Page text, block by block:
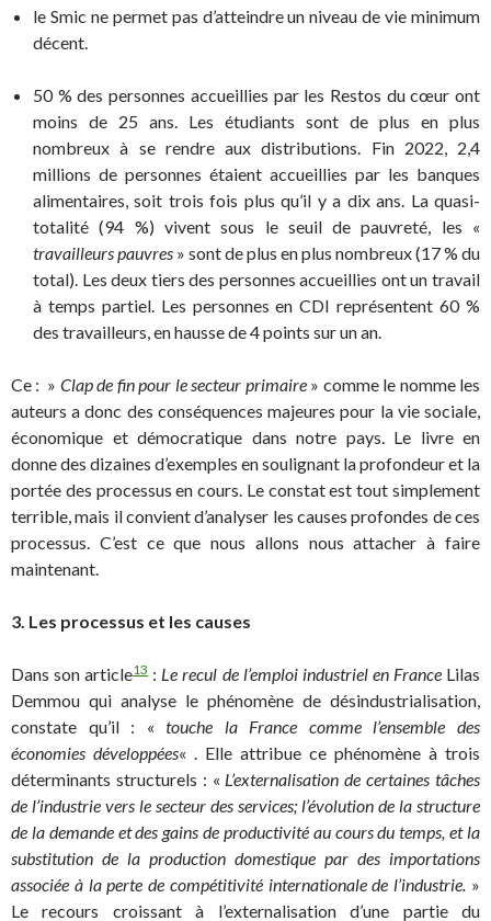
le Smic ne permet pas d’atteindre un niveau de vie minimum
décent.
50 % des personnes accueillies par les Restos du cœur ont
moins de 25 ans. Les étudiants sont de plus en plus
nombreux à se rendre aux distributions. Fin 2022, 2,4
millions de personnes étaient accueillies par les banques
alimentaires, soit trois fois plus qu’il y a dix ans. La quasi-
totalité (94 %) vivent sous le seuil de pauvreté, les «
travailleurs pauvres » sont de plus en plus nombreux (17 % du
total). Les deux tiers des personnes accueillies ont un travail
à temps partiel. Les personnes en CDI représentent 60 %
des travailleurs, en hausse de 4 points sur un an.
Ce : » Clap de fin pour le secteur primaire» comme le nomme les
auteurs a donc des conséquences majeures pour la vie sociale,
économique et démocratique dans notre pays. Le livre en
donne des dizaines d’exemples en soulignant la profondeur et la
portée des processus en cours. Le constat est tout simplement
terrible, mais il convient d’analyser les causes profondes de ces
processus. C’est ce que nous allons nous attacher à faire
maintenant.
3. Les processus et les causes
Dans son article13: Le recul de l’emploi industriel en FranceLilas
Demmou qui analyse le phénomène de désindustrialisation,
constate qu’il : «touche la France comme l’ensemble des
économies développées« . Elle attribue ce phénomène à trois
déterminants structurels : « L’externalisation de certaines tâches
de l’industrie vers le secteur des services; l’évolution de la structure
de la demande et des gains de productivité au cours du temps, et la
substitution de la production domestique par des importations
associée à la perte de compétitivité internationale de l’industrie. »
Le recours croissant à l’externalisation d’une partie du